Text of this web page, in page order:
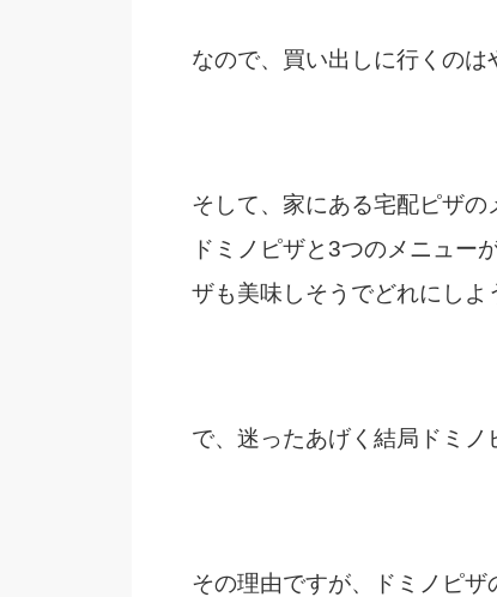
なので、買い出しに行くのは
そして、家にある宅配ピザの
ドミノピザと3つのメニュー
ザも美味しそうでどれにしよ
で、迷ったあげく結局ドミノ
その理由ですが、ドミノピザ